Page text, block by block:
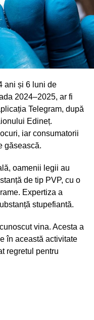
ani și 6 luni de
2024–2025, ar fi
Telegram, după
Edineț.
iar consumatorii
găsească.
oamenii legii au
de tip PVP, cu o
Expertiza a
stupefiantă.
vina. Acesta a
în această activitate
regretul pentru